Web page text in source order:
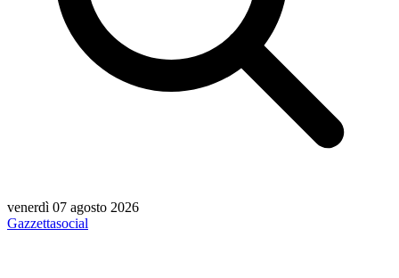
venerdì 07 agosto 2026
Gazzettasocial